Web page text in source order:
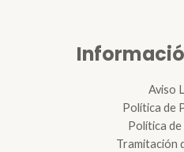
Aviso
Política de
Política
Tramitación